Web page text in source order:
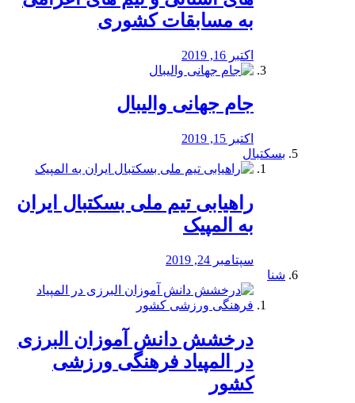
به مسابقات کشوری
اکتبر 16, 2019
جام جهانی والیبال
اکتبر 15, 2019
بسکتبال
راهیابی تیم ملی بسکتبال ایران
به المپیک
سپتامبر 24, 2019
شنا
درخشش دانش آموزان البرزی
در المپیاد فرهنگی ورزشی
کشور